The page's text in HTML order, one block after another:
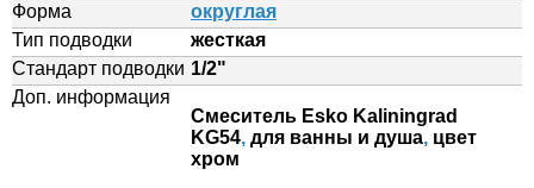
Форма
округлая
Тип подводки
жесткая
Стандарт подводки 1/2"
Доп. информация
Смеситель Esko Kaliningrad
KG54, для ванны и душа, цвет
хром